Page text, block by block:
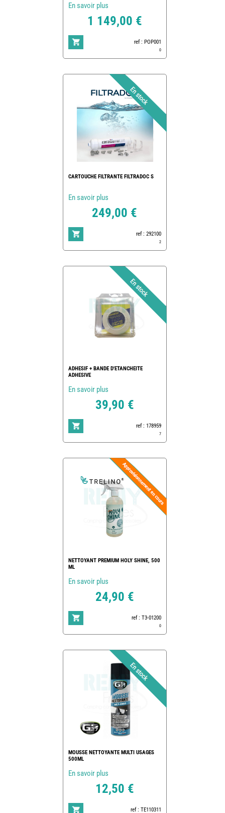
En savoir plus
1 149,00 €
ref : POP001
0
CARTOUCHE FILTRANTE FILTRADOC S
En savoir plus
249,00 €
ref : 292100
2
ADHESIF + BANDE D'ETANCHEITE
ADHESIVE
En savoir plus
39,90 €
ref : 178959
7
NETTOYANT PREMIUM HOLY SHINE, 500
ML
En savoir plus
24,90 €
ref : T3-01200
0
MOUSSE NETTOYANTE MULTI USAGES
500ML
En savoir plus
12,50 €
ref : TE110311